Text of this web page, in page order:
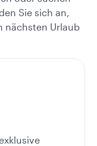
Sie sich an,
nächsten Urlaub